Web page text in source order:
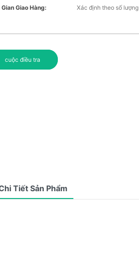
Giao Hàng:
Xác định theo số lượng
cuộc điều tra
Tiết Sản Phẩm